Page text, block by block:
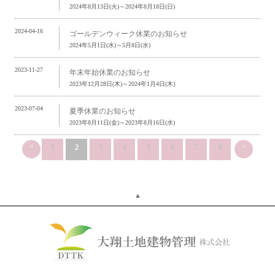
2024年8月13日(火)～2024年8月18日(日)
2024-04-16 ゴールデンウィーク休業のお知らせ
2024年5月1日(水)～5月8日(水)
2023-11-27 年末年始休業のお知らせ
2023年12月28日(木)～2024年1月4日(木)
2023-07-04 夏季休業のお知らせ
2023年8月11日(金)～2023年8月16日(水)
< 1 2 3 4 5 6 7 8 >
▲